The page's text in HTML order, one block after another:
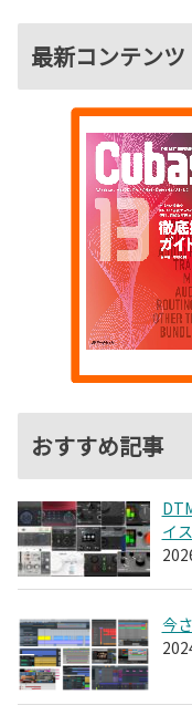
最新コンテンツ
おすすめ記事
イ
今